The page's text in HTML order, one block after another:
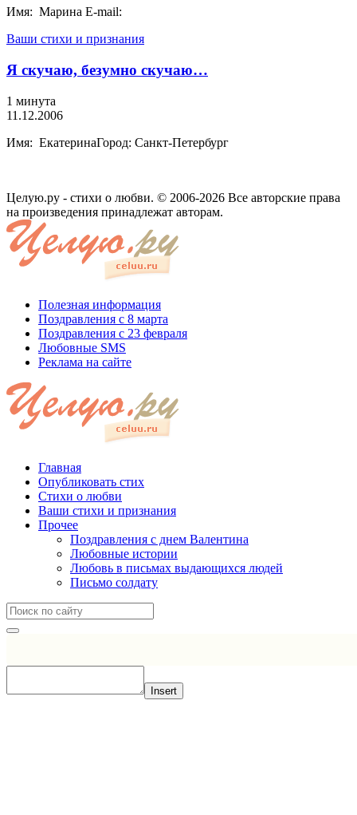
Имя: Марина E-mail:
Ваши стихи и признания
Я скучаю, безумно скучаю…
1 минута
11.12.2006
Имя: ЕкатеринаГород: Санкт-Петербург
Целую.ру - стихи о любви. © 2006-2026 Все авторские права
на произведения принадлежат авторам.
Полезная информация
Поздравления с 8 марта
Поздравления с 23 февраля
Любовные SMS
Реклама на сайте
Главная
Опубликовать стих
Стихи о любви
Ваши стихи и признания
Прочее
Поздравления с днем Валентина
Любовные истории
Любовь в письмах выдающихся людей
Письмо солдату
Insert